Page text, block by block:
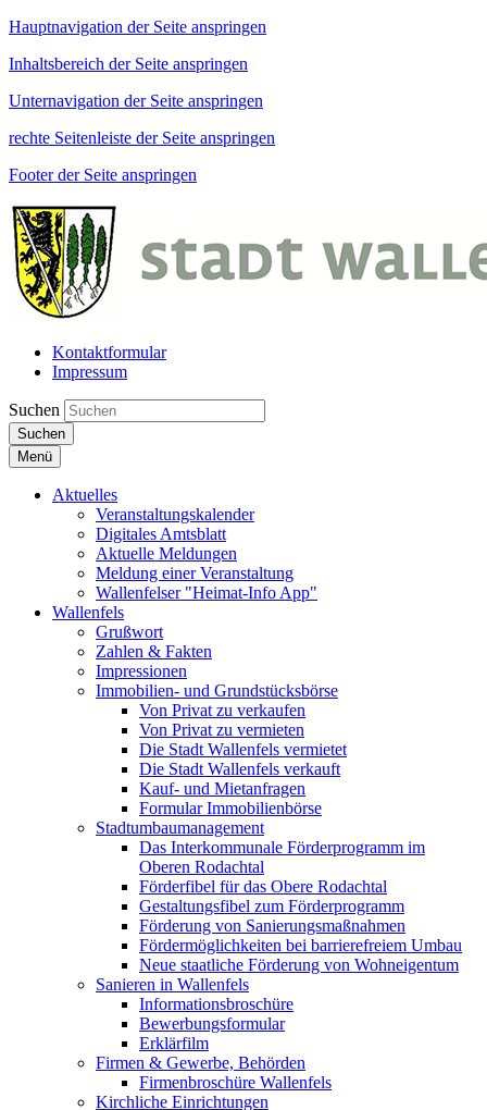
Hauptnavigation der Seite anspringen
Inhaltsbereich der Seite anspringen
Unternavigation der Seite anspringen
rechte Seitenleiste der Seite anspringen
Footer der Seite anspringen
Kontaktformular
Impressum
Suchen
Suchen
Menü
Aktuelles
Veranstaltungskalender
Digitales Amtsblatt
Aktuelle Meldungen
Meldung einer Veranstaltung
Wallenfelser "Heimat-Info App"
Wallenfels
Grußwort
Zahlen & Fakten
Impressionen
Immobilien- und Grundstücksbörse
Von Privat zu verkaufen
Von Privat zu vermieten
Die Stadt Wallenfels vermietet
Die Stadt Wallenfels verkauft
Kauf- und Mietanfragen
Formular Immobilienbörse
Stadtumbaumanagement
Das Interkommunale Förderprogramm im
Oberen Rodachtal
Förderfibel für das Obere Rodachtal
Gestaltungsfibel zum Förderprogramm
Förderung von Sanierungsmaßnahmen
Fördermöglichkeiten bei barrierefreiem Umbau
Neue staatliche Förderung von Wohneigentum
Sanieren in Wallenfels
Informationsbroschüre
Bewerbungsformular
Erklärfilm
Firmen & Gewerbe, Behörden
Firmenbroschüre Wallenfels
Kirchliche Einrichtungen